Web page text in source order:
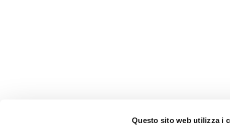
Questo sito web utilizza i